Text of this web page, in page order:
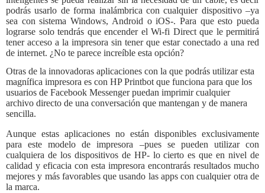
podrás usarlo de forma inalámbrica con cualquier dispositivo –ya
sea con sistema Windows, Android o iOS-. Para que esto pueda
lograrse solo tendrás que encender el Wi-fi Direct que le permitirá
tener acceso a la impresora sin tener que estar conectado a una red
de internet. ¿No te parece increíble esta opción?
Otras de la innovadoras aplicaciones con la que podrás utilizar esta
magnífica impresora es con HP Printbot que funciona para que los
usuarios de Facebook Messenger puedan imprimir cualquier
archivo directo de una conversación que mantengan y de manera
sencilla.
Aunque estas aplicaciones no están disponibles exclusivamente
para este modelo de impresora –pues se pueden utilizar con
cualquiera de los dispositivos de HP- lo cierto es que en nivel de
calidad y eficacia con esta impresora encontrarás resultados mucho
mejores y más favorables que usando las apps con cualquier otra de
la marca.